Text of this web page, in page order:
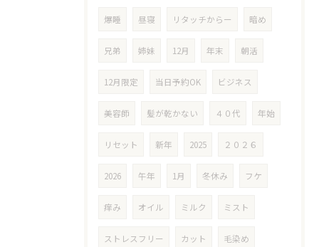
爆睡 昼寝 リタッチからー 暗め
兄弟 姉妹 12月 年末 朝活
12月限定 当日予約OK ビジネス
美容師 髪が乾かない ４０代 年始
リセット 新年 2025 ２０２６
2026 午年 1月 冬休み フケ
痒み オイル ミルク ミスト
ストレスフリー カット 毛染め